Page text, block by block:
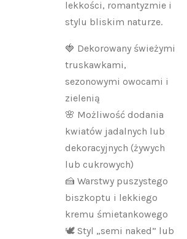
lekkości, romantyzmie i
stylu bliskim naturze.
🍓 Dekorowany świeżymi
truskawkami,
sezonowymi owocami i
zielenią
🌸 Możliwość dodania
kwiatów jadalnych lub
dekoracyjnych (żywych
lub cukrowych)
🍰 Warstwy puszystego
biszkoptu i lekkiego
kremu śmietankowego
🕊 Styl „semi naked” lub